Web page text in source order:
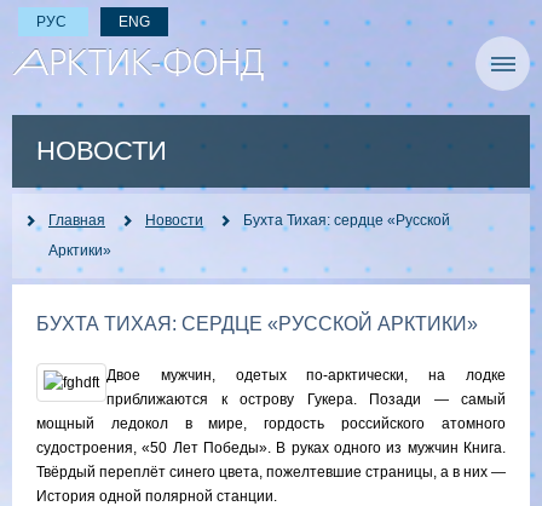
РУС ENG
НОВОСТИ
Главная Новости
Бухта Тихая: сердце «Русской
Арктики»
БУХТА ТИХАЯ: СЕРДЦЕ «РУССКОЙ АРКТИКИ»
Двое мужчин, одетых по-арктически, на лодке
приближаются к острову Гукера. Позади — самый
мощный ледокол в мире, гордость российского атомного
судостроения, «50 Лет Победы». В руках одного из мужчин Книга.
Твёрдый переплёт синего цвета, пожелтевшие страницы, а в них —
История одной полярной станции.